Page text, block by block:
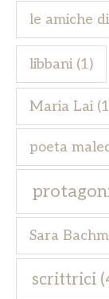
le amiche
libbani (1)
Maria Lai
poeta
Sara
scrittrici